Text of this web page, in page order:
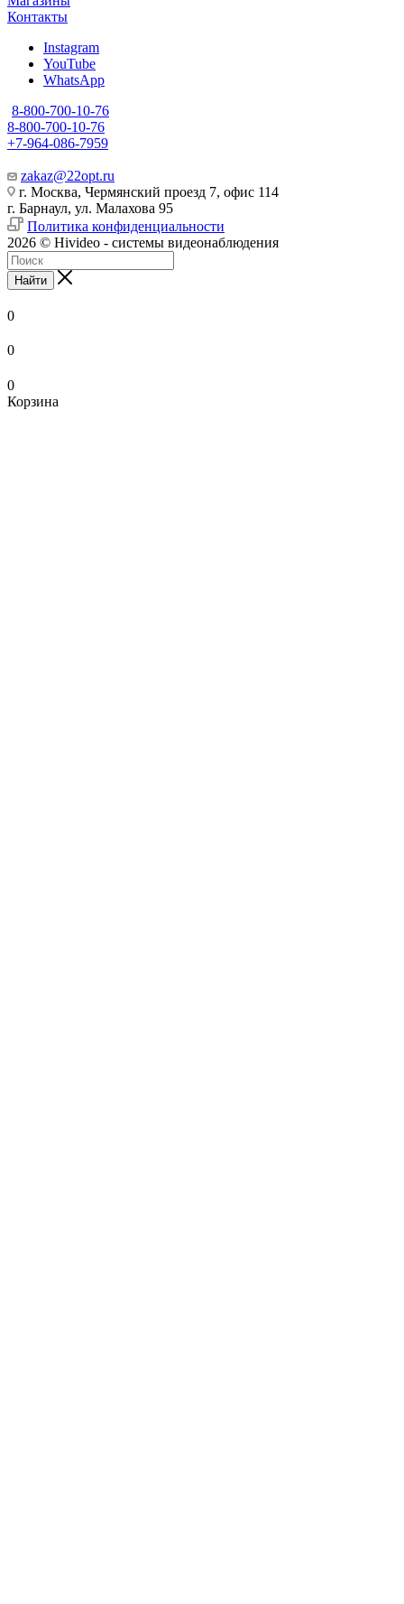
Контакты
Instagram
YouTube
WhatsApp
8-800-700-10-76
8-800-700-10-76
+7-964-086-7959
zakaz@22opt.ru
г. Москва, Чермянский проезд 7, офис 114
г. Барнаул, ул. Малахова 95
Политика конфиденциальности
2026 © Hivideo - системы видеонаблюдения
Найти
0
0
0
Корзина